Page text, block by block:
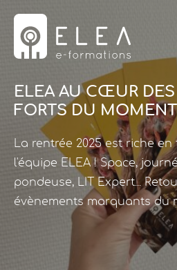
ELEA AU CŒUR
FORTS DU MOMENT
La rentrée 2025 est riche
l'équipe ELEA ! Space,
pondeuse, LIT Expert...
évènements marquants du